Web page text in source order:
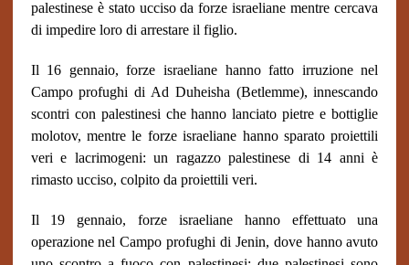
palestinese è stato ucciso da forze israeliane mentre cercava
di impedire loro di arrestare il figlio.
Il 16 gennaio, forze israeliane hanno fatto irruzione nel
Campo profughi di Ad Duheisha (Betlemme), innescando
scontri con palestinesi che hanno lanciato pietre e bottiglie
molotov, mentre le forze israeliane hanno sparato proiettili
veri e lacrimogeni: un ragazzo palestinese di 14 anni è
rimasto ucciso, colpito da proiettili veri.
Il 19 gennaio, forze israeliane hanno effettuato una
operazione nel Campo profughi di Jenin, dove hanno avuto